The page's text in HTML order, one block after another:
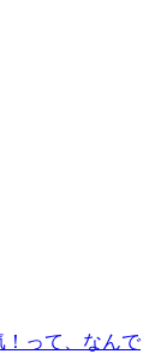
！って、なんで